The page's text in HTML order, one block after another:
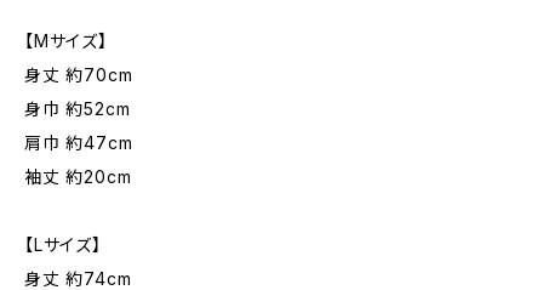
【Mサイズ】
身丈 約70cm
身巾 約52cm
肩巾 約47cm
袖丈 約20cm
【Lサイズ】
身丈 約74cm